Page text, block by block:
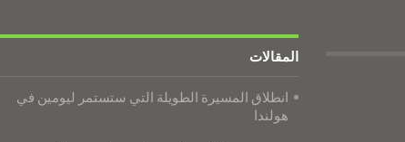
المقالات
انطلاق المسيرة الطويلة التي ستستمر ليومين في
هولندا